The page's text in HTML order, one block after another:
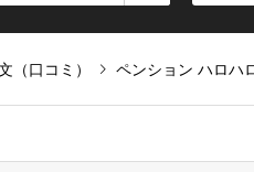
（口コミ） ペンション ハロハ